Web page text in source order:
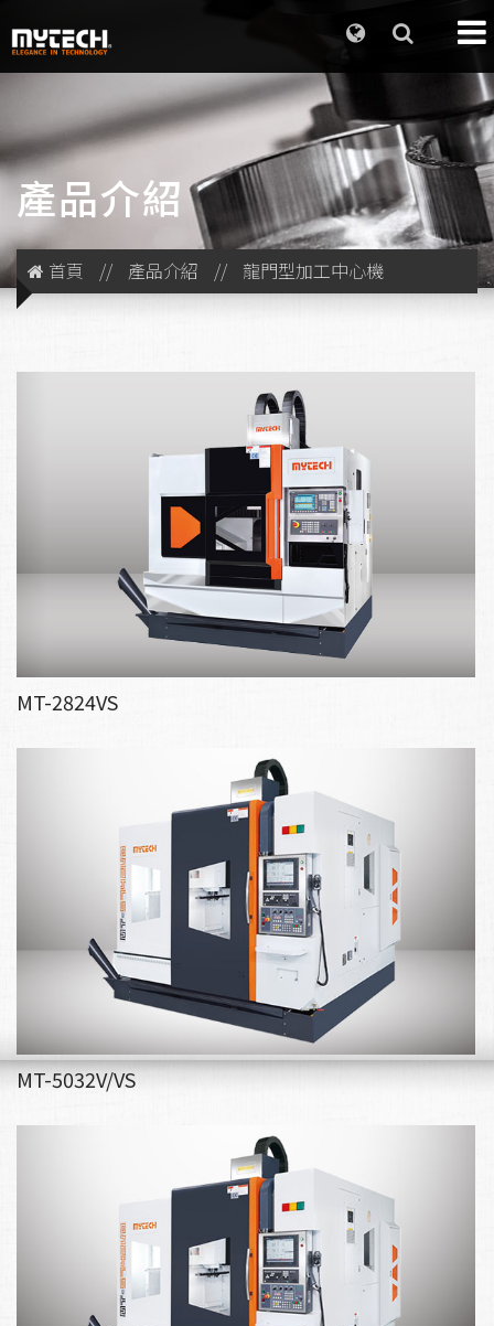
產品介紹
首頁 // 產品介紹 // 龍門型加工中心機
MT-2824VS
MT-5032V/VS